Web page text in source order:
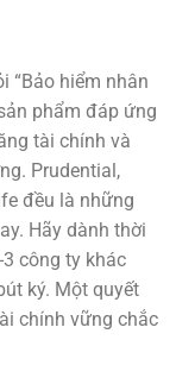
“Bảo hiểm nhân
phẩm đáp ứng
tài chính và
Prudential,
đều là những
Hãy dành thời
công ty khác
ký. Một quyết
chính vững chắc